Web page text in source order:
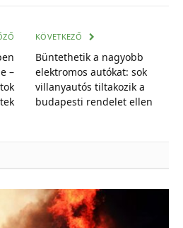
–
KÖVETKEZŐ
Büntethetik a nagyobb
elektromos autókat: sok
villanyautós tiltakozik a
budapesti rendelet ellen